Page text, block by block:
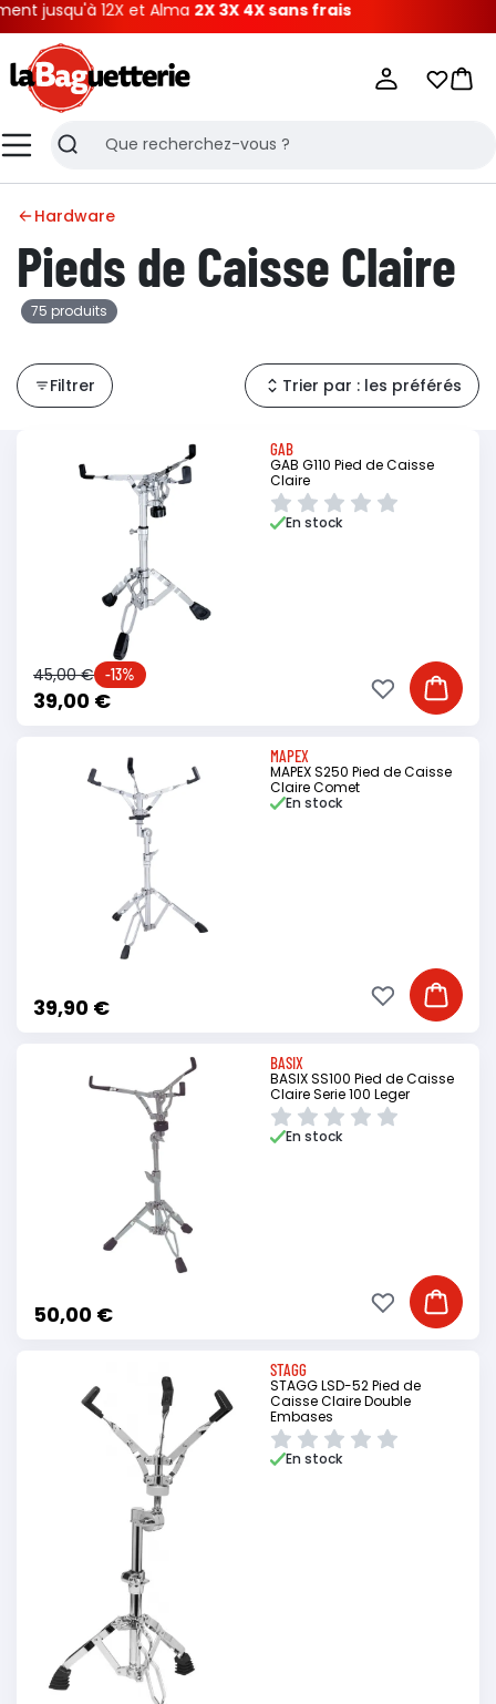
12X et Alma2X 3X 4X sans frais
MenuRecherche
Mes
Hardware
Pieds de Caisse Claire
75 produits
Filtrer Trier par : les préférés
GAB
GAB G110 Pied de Caisse
Claire
39,00 €
45,00 € -13%
En stock
Ajouter
Ajouter à ma
MAPEX
MAPEX S250 Pied de Caisse
Claire Comet
39,90 €
En stock
Ajouter
Ajouter à ma
BASIX
BASIX SS100 Pied de Caisse
Claire Serie 100 Leger
50,00 €
En stock
Ajouter
Ajouter à ma
STAGG
STAGG LSD-52 Pied de
Caisse Claire Double
Embases
En stock